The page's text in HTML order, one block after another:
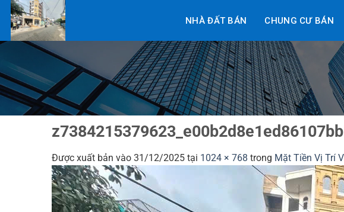
qua
nội
NHÀ ĐẤT BÁN CHUNG CƯ BÁN
Được xuất bản vào 31/12/2025 tại 1024 × 768 trong Mặt Tiền Vị Trí